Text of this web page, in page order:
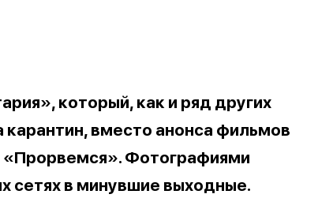
который, как и ряд других
вместо анонса фильмов
«Прорвемся». Фотографиями
сетях в минувшие выходные.